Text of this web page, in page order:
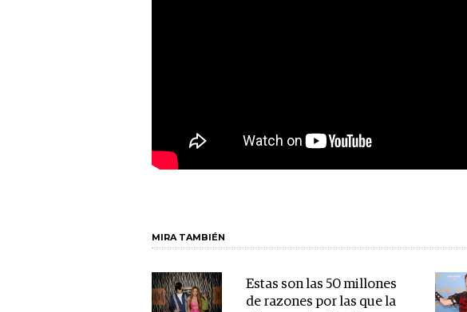
MIRA TAMBIÉN
Estas son las 50 millones
de razones por las que la